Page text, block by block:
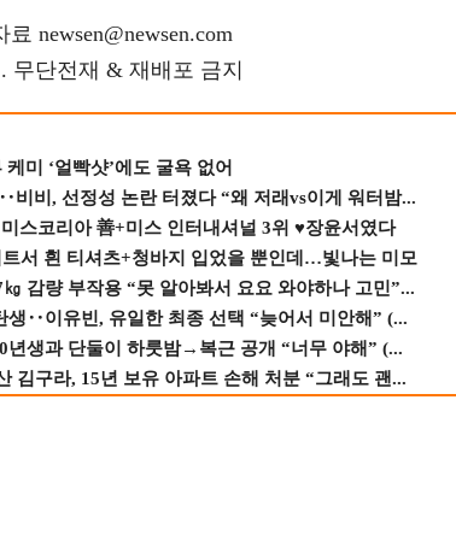
newsen@newsen.com
무단전재 & 재배포 금지
미 ‘얼빡샷’에도 굴욕 없어
비비, 선정성 논란 터졌다 “왜 저래vs이게 워터밤...
미스코리아 善+미스 인터내셔널 3위 ♥장윤서였다
서 흰 티셔츠+청바지 입었을 뿐인데…빛나는 미모
감량 부작용 “못 알아봐서 요요 와야하나 고민”...
생‥이유빈, 유일한 최종 선택 “늦어서 미안해” (...
년생과 단둘이 하룻밤→복근 공개 “너무 야해” (...
김구라, 15년 보유 아파트 손해 처분 “그래도 괜...